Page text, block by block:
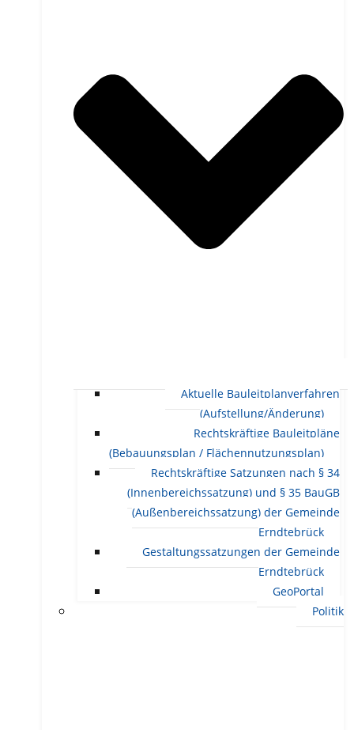
Aktuelle Bauleitplanverfahren
(Aufstellung/Änderung)
Rechtskräftige Bauleitpläne
(Bebauungsplan / Flächennutzungsplan)
Rechtskräftige Satzungen nach § 34
(Innenbereichssatzung) und § 35 BauGB
(Außenbereichssatzung) der Gemeinde
Erndtebrück
Gestaltungssatzungen der Gemeinde
Erndtebrück
GeoPortal
Politik